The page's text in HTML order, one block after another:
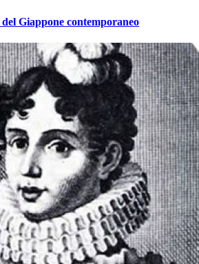
Giappone contemporaneo